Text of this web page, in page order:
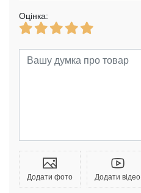
Оцінка:
Додати фото Додати відео